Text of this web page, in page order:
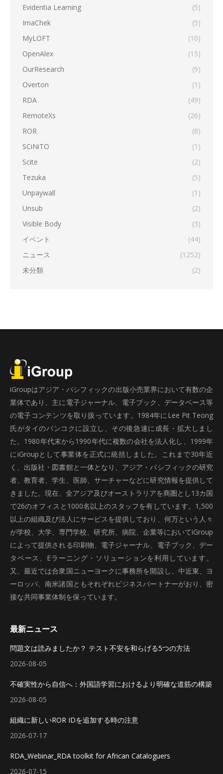
Evidentia Learning
(5)
ImaChek
(5)
MyLOFT
(10)
OpenAlex
(15)
OurResearch
(9)
Overton
(1)
RDA
(49)
RemoteXs
(26)
ROR
(8)
SCiNiTO
(1)
Scite
(2)
Tezuka
(5)
Unpaywall
(1)
Unsub
(2)
Visible Body
(3)
イベント
(44)
ニュース
(1252)
未分類
(2)
iGroupはアジア・パシフィックの出版小売業界において有数の企
業体であり、主に電子ジャーナル、電子ブック、データベース等
の電子コンテンツを取り扱っています。1984年にLee Pit Teong
氏がタイのバンコクに設立し、その後急速に成長・拡大しまし
た。1980年代末から1990年代に複数の会社を法人化し、1999年
にiGroupとして事業体を正式に統括しました。これまで30年近
く、出版社・図書館と一体となり、アジア・パシフィックの研究
者、教育者、学生、医師、サーチャーなどに研究情報を提供して
きました。現在、全アジア及びオーストラリアを商圏とし13カ国
で26のオフィスと1000名以上のスタッフを有しています。1,500
以上の組織及び法人にサービスを提供しており、何万という人々
が学校、大学、専門学校、研究所、病院、企業等においてiGroup
によって提供される印刷物、電子ジャーナル、電子ブック、デー
タベース、Eラーニング・ソリューションを利用しています。
又、最近では合衆国ニューヨークに事務所を開設し、中近東、ヨ
ーロッパ、南米諸国ともそれぞれビジネスパートナーがおり、密
接な共同事業体制を保っています。
最新ニュース
問題文は読みましたか？ テスト不安を和らげる5つの方法
2026-08-05
不確実性から自信へ：外国語学習におけるより明確な道筋の構築
2026-08-05
組織に新しいROR IDを追加する時の注意
2026-07-17
RDA_Webinar_RDA toolkit for African Cataloguers
2026-07-15